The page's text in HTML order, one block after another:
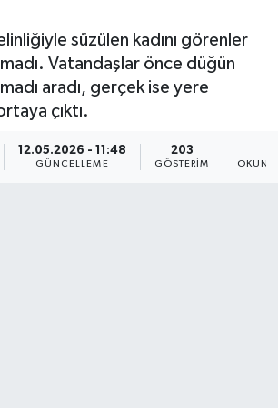
süzülen kadını görenler
Vatandaşlar önce düğün
aradı, gerçek ise yere
çıktı.
12.05.2026 - 11:48
GÜNCELLEME
203
GÖSTERIM